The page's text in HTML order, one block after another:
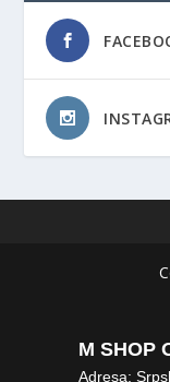
M SHOP
Adresa: